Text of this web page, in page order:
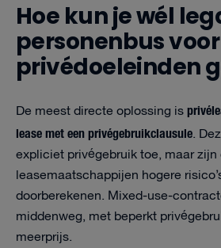
Hoe kun je wél
personenbus voor
privédoeleinden
De meest directe oplossing is
lease met een privégebruikclausule.
expliciet privégebruik toe, maar
leasemaatschappijen hogere
doorberekenen. Mixed-use-
middenweg, met beperkt
meerprijs.